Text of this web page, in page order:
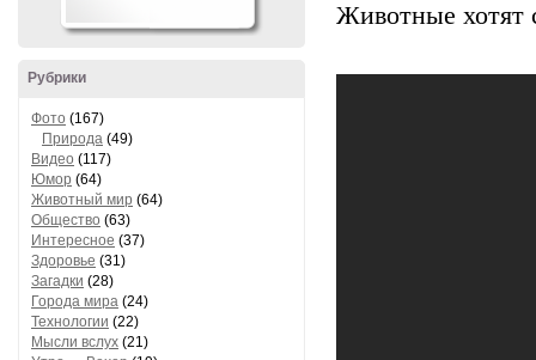
Рубрики
Фото (167)
Природа (49)
Видео (117)
Юмор (64)
Животный мир (64)
Общество (63)
Интересное (37)
Здоровье (31)
Загадки (28)
Города мира (24)
Технологии (22)
Мысли вслух (21)
Животные хотят